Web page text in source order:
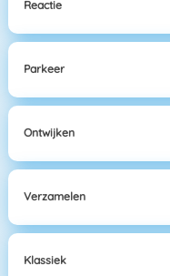
Reactie
Parkeer
Ontwijken
Verzamelen
Klassiek